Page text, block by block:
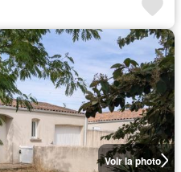
Voir la photo